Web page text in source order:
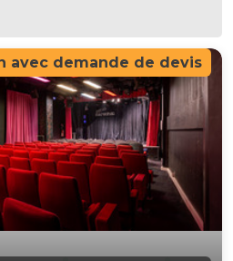
avec demande de devis